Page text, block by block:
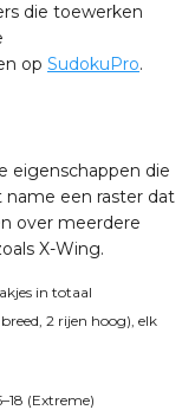
die toewerken
op SudokuPro.
eigenschappen die
een raster dat
over meerdere
X-Wing.
in totaal
2 rijen hoog), elk
(Extreme)